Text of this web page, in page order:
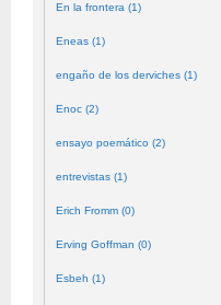
En la frontera (1)
Eneas (1)
engaño de los derviches (1)
Enoc (2)
ensayo poemático (2)
entrevistas (1)
Erich Fromm (0)
Erving Goffman (0)
Esbeh (1)